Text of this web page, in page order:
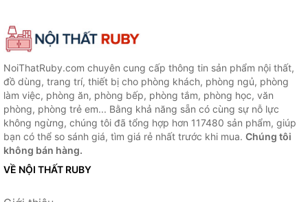
NoiThatRuby.com chuyên cung cấp thông tin sản phẩm nội thất,
đồ dùng, trang trí, thiết bị cho phòng khách, phòng ngủ, phòng
làm việc, phòng ăn, phòng bếp, phòng tắm, phòng học, văn
phòng, phòng trẻ em... Bằng khả năng sẵn có cùng sự nỗ lực
không ngừng, chúng tôi đã tổng hợp hơn 117480 sản phẩm, giúp
bạn có thể so sánh giá, tìm giá rẻ nhất trước khi mua. Chúng tôi
không bán hàng.
VỀ NỘI THẤT RUBY